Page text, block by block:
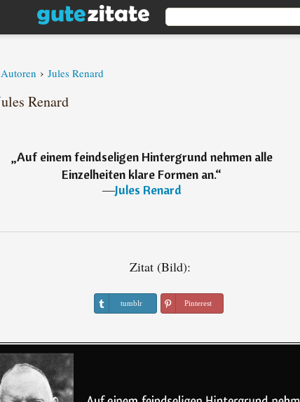
Autoren › Jules Renard
Renard
„Auf einem feindseligen Hintergrund nehmen alle
Einzelheiten klare Formen an.“
―Jules Renard
Zitat (Bild):
tumblr Pinterest